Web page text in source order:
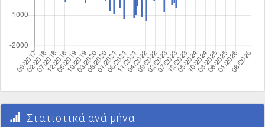
Στατιστικά ανά μήνα